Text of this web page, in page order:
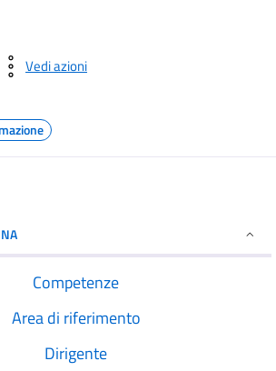
Vedi azioni
Competenze
Area di riferimento
Dirigente